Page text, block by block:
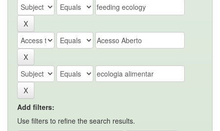
Add filters:
Use filters to refine the search results.